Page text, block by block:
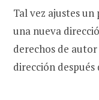
Tal vez ajustes
una nueva
derechos de autor
dirección